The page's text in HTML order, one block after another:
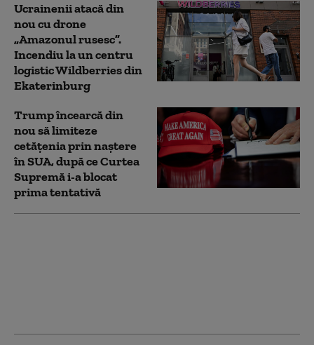
Ucrainenii atacă din
nou cu drone
„Amazonul rusesc”.
Incendiu la un centru
logistic Wildberries din
Ekaterinburg
Trump încearcă din
nou să limiteze
cetățenia prin naștere
în SUA, după ce Curtea
Supremă i-a blocat
prima tentativă